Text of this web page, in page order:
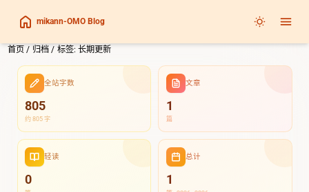
mikann-OMO Blog
首页 / 归档 / 标签: 长期更新
全站字数
805
约 805 字
文章
1
篇
轻读
0
总计
1